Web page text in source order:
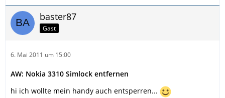
baster87
Gast
6. Mai 2011 um 15:00
AW: Nokia 3310 Simlock entfernen
hi ich wollte mein handy auch entsperren...